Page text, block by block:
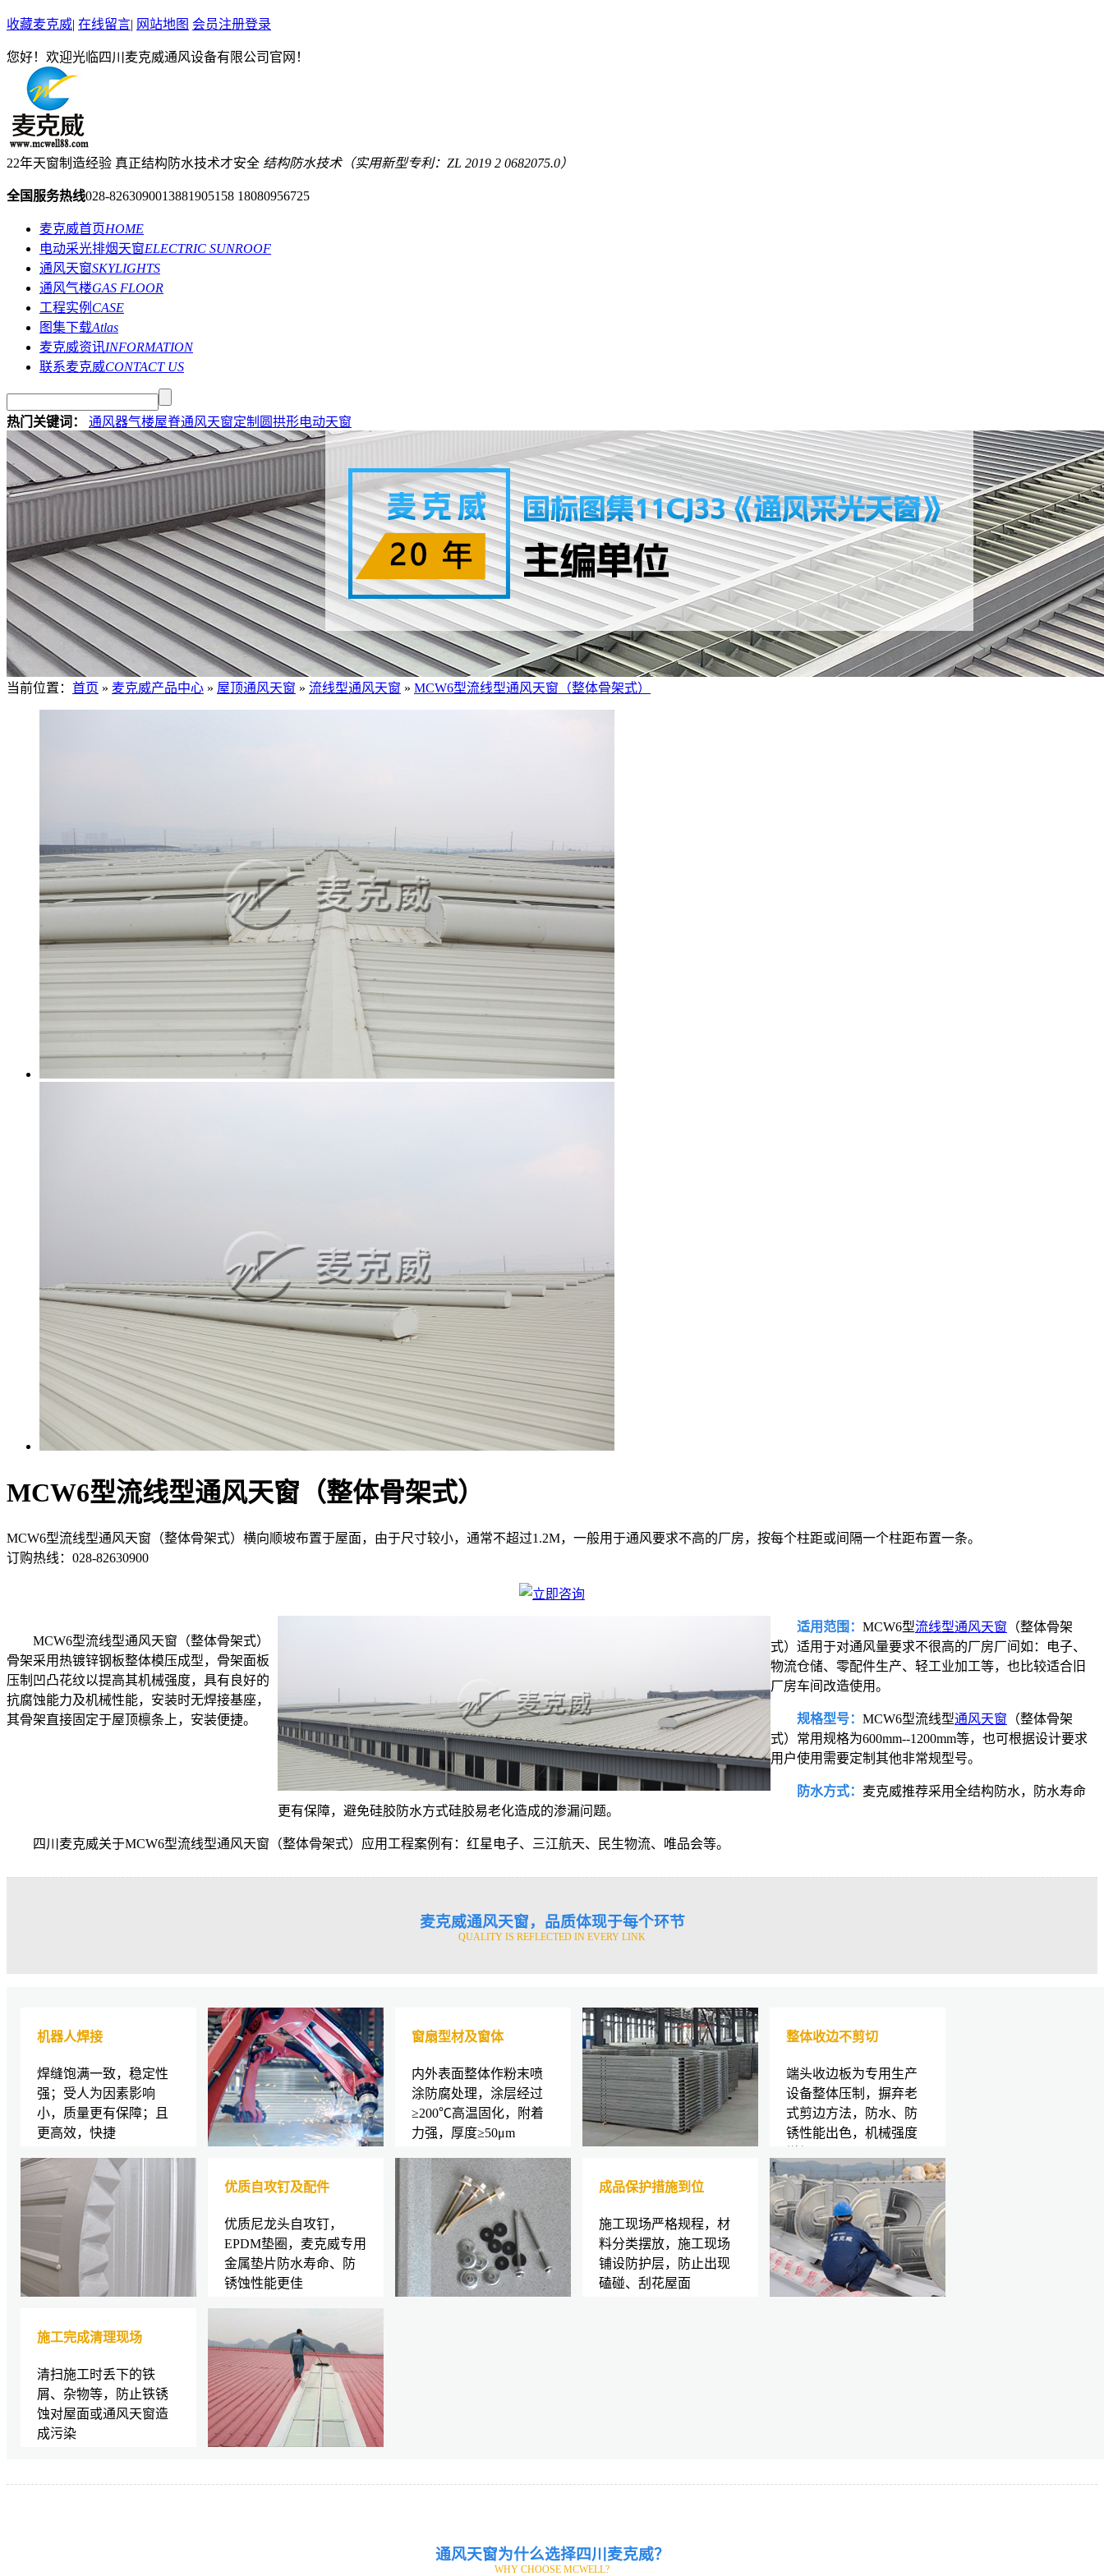
收藏麦克威| 在线留言| 网站地图 会员注册登录
您好！欢迎光临四川麦克威通风设备有限公司官网！
22年天窗制造经验 真正结构防水技术才安全 结构防水技术（实用新型专利：ZL 2019 2 0682075.0）
全国服务热线028-8263090013881905158 18080956725
麦克威首页HOME
电动采光排烟天窗ELECTRIC SUNROOF
通风天窗SKYLIGHTS
通风气楼GAS FLOOR
工程实例 CASE
图集下载Atlas
麦克威资讯INFORMATION
联系麦克威CONTACT US
热门关键词： 通风器气楼屋脊通风天窗定制 圆拱形电动天窗
当前位置： 首页 » 麦克威产品中心 » 屋顶通风天窗 » 流线型通风天窗 » MCW6型流线型通风天窗（整体骨架式）
MCW6型流线型通风天窗（整体骨架式）
MCW6型流线型通风天窗（整体骨架式）横向顺坡布置于屋面，由于尺寸较小，通常不超过1.2M，一般用于通风要求不高的厂房，按每个柱距或间隔一个柱距布置一条。
订购热线： 028-82630900
MCW6型流线型通风天窗（整体骨架式）
骨架采用热镀锌钢板整体模压成型，骨架面板
压制凹凸花纹以提高其机械强度，具有良好的
抗腐蚀能力及机械性能，安装时无焊接基座，
其骨架直接固定于屋顶檩条上，安装便捷。
适用范围： MCW6型流线型通风天窗 （整体骨架
式）适用于对通风量要求不很高的厂房厂间如：电子、
物流仓储、零配件生产、轻工业加工等，也比较适合旧
厂房车间改造使用。
规格型号： MCW6型流线型通风天窗 （整体骨架
式）常用规格为600mm--1200mm等，也可根据设计要求
用户使用需要定制其他非常规型号。
防水方式： 麦克威推荐采用全结构防水，防水寿命
更有保障，避免硅胶防水方式硅胶易老化造成的渗漏问题。
四川麦克威关于MCW6型流线型通风天窗（整体骨架式）应用工程案例有：红星电子、三江航天、民生物流、唯品会等。
麦克威通风天窗，品质体现于每个环节
QUALITY IS REFLECTED IN EVERY LINK
机器人焊接
焊缝饱满一致，稳定性
强；受人为因素影响
小，质量更有保障；且
更高效，快捷
窗扇型材及窗体
内外表面整体作粉末喷
涂防腐处理，涂层经过
≥200℃高温固化，附着
力强，厚度≥50μm
整体收边不剪切
端头收边板为专用生产
设备整体压制，摒弃老
式剪边方法，防水、防
锈性能出色，机械强度
优质自攻钉及配件
优质尼龙头自攻钉，
EPDM垫圈，麦克威专用
金属垫片防水寿命、防
锈蚀性能更佳
成品保护措施到位
施工现场严格规程，材
料分类摆放，施工现场
铺设防护层，防止出现
磕碰、刮花屋面
施工完成清理现场
清扫施工时丢下的铁
屑、杂物等，防止铁锈
蚀对屋面或通风天窗造
成污染
通风天窗为什么选择四川麦克威？
WHY CHOOSE MCWELL?